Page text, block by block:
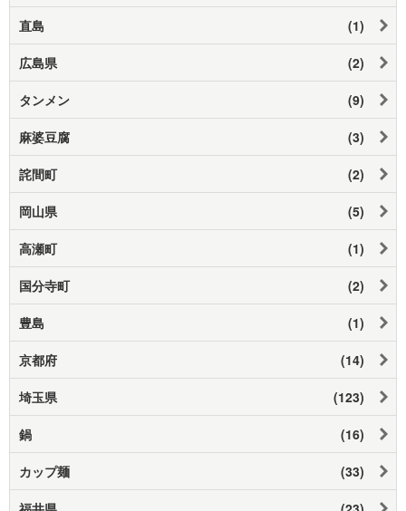
直島 (1)
広島県 (2)
タンメン (9)
麻婆豆腐 (3)
詫間町 (2)
岡山県 (5)
高瀬町 (1)
国分寺町 (2)
豊島 (1)
京都府 (14)
埼玉県 (123)
鍋 (16)
カップ麺 (33)